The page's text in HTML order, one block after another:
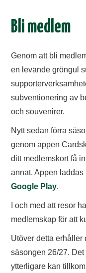
SUPPORTERKLUBBEN
BLI MEDLEM
RESOR
TIFO
SOUVENIRER
Bli medlem
Genom att bli
en levande gröngul
subventionering av
och souvenirer.
Nytt sedan förra
genom appen
ditt medlemskort få
annat. Appen
Google Play.
I och med att resor
medlemskap för att
Utöver detta erhåller
säsongen 26/27.
ytterligare kan